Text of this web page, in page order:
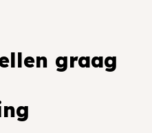
graag